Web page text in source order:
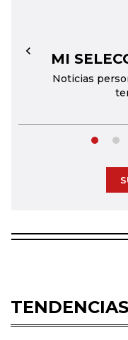
MI
Noticias
←
TENDENCIAS